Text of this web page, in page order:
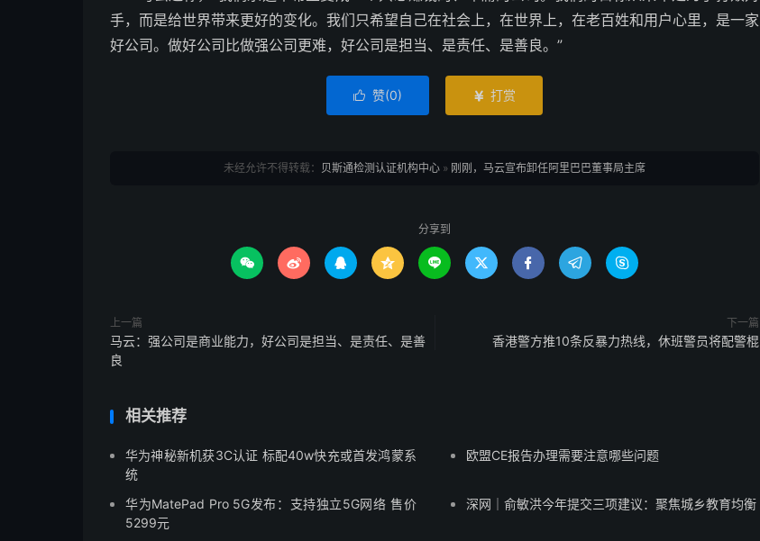
手，而是给世界带来更好的变化。我们只希望自己在社会上，在世界上，在老百姓和用户心里，是一家
好公司。做好公司比做强公司更难，好公司是担当、是责任、是善良。”
 赞(0)  打赏
未经允许不得转载： 贝斯通检测认证机构中心 » 刚刚，马云宣布卸任阿里巴巴董事局主席
分享到
        
上一篇
马云：强公司是商业能力，好公司是担当、是责任、是善
良
下一篇
香港警方推10条反暴力热线，休班警员将配警棍
相关推荐
华为神秘新机获3C认证 标配40w快充或首发鸿蒙系
统
欧盟CE报告办理需要注意哪些问题
华为MatePad Pro 5G发布：支持独立5G网络 售价
5299元
深网｜俞敏洪今年提交三项建议：聚焦城乡教育均衡